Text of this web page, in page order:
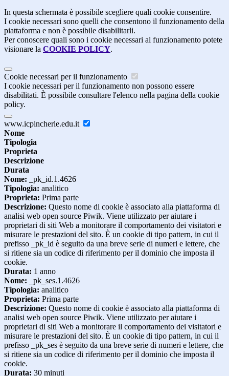
In questa schermata è possibile scegliere quali cookie consentire.
I cookie necessari sono quelli che consentono il funzionamento della
piattaforma e non è possibile disabilitarli.
Per conoscere quali sono i cookie necessari al funzionamento potete
visionare la COOKIE POLICY.
Cookie necessari per il funzionamento
I cookie necessari per il funzionamento non possono essere
disabilitati. È possibile consultare l'elenco nella pagina della cookie
policy.
www.icpincherle.edu.it
Nome
Tipologia
Proprieta
Descrizione
Durata
Nome: _pk_id.1.4626
Tipologia: analitico
Proprieta: Prima parte
Descrizione: Questo nome di cookie è associato alla piattaforma di
analisi web open source Piwik. Viene utilizzato per aiutare i
proprietari di siti Web a monitorare il comportamento dei visitatori e
misurare le prestazioni del sito. È un cookie di tipo pattern, in cui il
prefisso _pk_id è seguito da una breve serie di numeri e lettere, che
si ritiene sia un codice di riferimento per il dominio che imposta il
cookie.
Durata: 1 anno
Nome: _pk_ses.1.4626
Tipologia: analitico
Proprieta: Prima parte
Descrizione: Questo nome di cookie è associato alla piattaforma di
analisi web open source Piwik. Viene utilizzato per aiutare i
proprietari di siti Web a monitorare il comportamento dei visitatori e
misurare le prestazioni del sito. È un cookie di tipo pattern, in cui il
prefisso _pk_ses è seguito da una breve serie di numeri e lettere, che
si ritiene sia un codice di riferimento per il dominio che imposta il
cookie.
Durata: 30 minuti